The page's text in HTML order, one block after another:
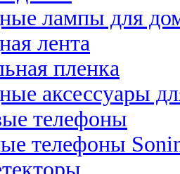
лампы для
лента
пленка
аксессуары
телефоны
телефоны